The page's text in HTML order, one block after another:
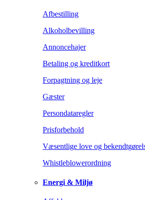
Afbestilling
Alkoholbevilling
Annoncehajer
Betaling og kreditkort
Forpagtning og leje
Gæster
Persondataregler
Prisforbehold
Væsentlige love og
Whistleblowerordning
Energi & Miljø